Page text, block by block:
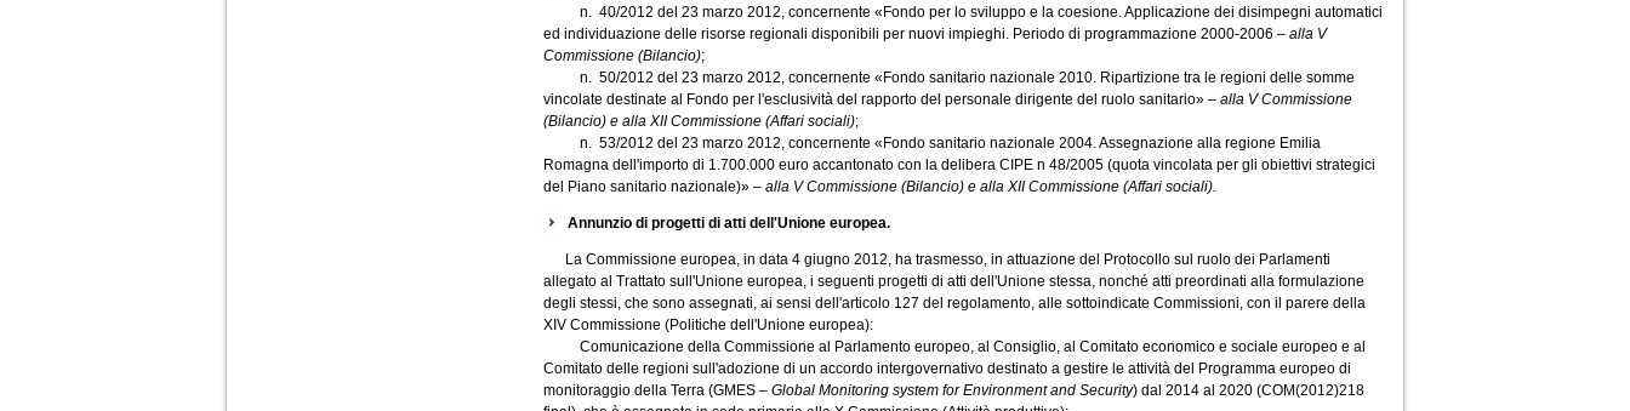
n. 40/2012 del 23 marzo 2012, concernente «Fondo per lo sviluppo e la coesione. Applicazione dei disimpegni automatici
ed individuazione delle risorse regionali disponibili per nuovi impieghi. Periodo di programmazione 2000-2006 – alla V
Commissione (Bilancio);
n. 50/2012 del 23 marzo 2012, concernente «Fondo sanitario nazionale 2010. Ripartizione tra le regioni delle somme
vincolate destinate al Fondo per l'esclusività del rapporto del personale dirigente del ruolo sanitario» – alla V Commissione
(Bilancio) e alla XII Commissione (Affari sociali);
n. 53/2012 del 23 marzo 2012, concernente «Fondo sanitario nazionale 2004. Assegnazione alla regione Emilia
Romagna dell'importo di 1.700.000 euro accantonato con la delibera CIPE n 48/2005 (quota vincolata per gli obiettivi strategici
del Piano sanitario nazionale)» – alla V Commissione (Bilancio) e alla XII Commissione (Affari sociali).
Annunzio di progetti di atti dell'Unione europea.
La Commissione europea, in data 4 giugno 2012, ha trasmesso, in attuazione del Protocollo sul ruolo dei Parlamenti
allegato al Trattato sull'Unione europea, i seguenti progetti di atti dell'Unione stessa, nonché atti preordinati alla formulazione
degli stessi, che sono assegnati, ai sensi dell'articolo 127 del regolamento, alle sottoindicate Commissioni, con il parere della
XIV Commissione (Politiche dell'Unione europea):
Comunicazione della Commissione al Parlamento europeo, al Consiglio, al Comitato economico e sociale europeo e al
Comitato delle regioni sull'adozione di un accordo intergovernativo destinato a gestire le attività del Programma europeo di
monitoraggio della Terra (GMES – Global Monitoring system for Environment and Security) dal 2014 al 2020 (COM(2012)218